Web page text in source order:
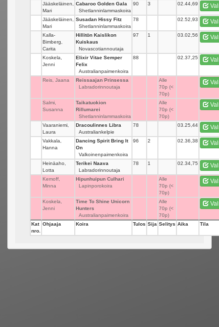
Jääskeläinen,
Mari
Cabaroo Golden Gala
Shetlanninlammaskoira
90 3 02.44,69
Jääskeläinen,
Mari
Susadan Hissy Fitz
Shetlanninlammaskoira
78 02.52,93
Kalla-
Bimberg,
Carita
Hillitön Kaislikon
Kuiskaus
Novascotiannoutaja
97 1 03.02,56
Koskela,
Jenni
Elixir Vitae Semper
Felix
Australianpaimenkoira
88 02.37,25
Reis, Jaana
Reissaajan Prinsessa
Labradorinnoutaja
Alle
70p (<
70p)
Salmi,
Susanna
Taikatuokion
Rillumarei
Shetlanninlammaskoira
Alle
70p (<
70p)
Vaaraniemi,
Laura
Dracoulinnes Libra
Australiankelpie
78 03.25,44
Vakkala,
Hanna
Dancing Spirit Bring It
On
Valkoinenpaimenkoira
96 2 02.36,38
Heinäaho,
Lotta
Terikei Naava
Labradorinnoutaja
78 1 02.34,75
Kemoff,
Minna
Hipunhuipun Culhari
Lapinporokoira
Alle
70p (<
70p)
Koskela,
Jenni
Time To Shine Unicorn
Hunters
Australianpaimenkoira
Alle
70p (<
70p)
Kat
nro.
Ohjaaja Koira Tulos Sija Selitys Aika Tila